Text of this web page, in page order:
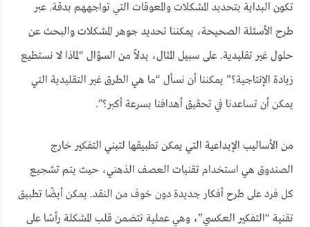
تكون البداية بتحديد المشكلات والمعوقات التي تواجههم بدقة. عبر
طرح الأسئلة الصحيحة، يمكننا تحديد جوهر المشكلات والبحث عن
حلول غير تقليدية. على سبيل المثال، بدلاً من السؤال “لماذا لا نستطيع
زيادة الإنتاجية؟” يمكننا أن نسأل “ما هي الطرق غير التقليدية التي
يمكن أن تساعدنا في تحقيق أهدافنا بسرعة أكبر؟”.
من الأساليب الإبداعية التي يمكن تطبيقها لتبني التفكير خارج
الصندوق هي استخدام تقنيات العصف الذهني، حيث يتم تشجيع
كل فرد على طرح أفكار جديدة دون خوف من النقد. يمكن أيضًا تطبيق
تقنية “التفكير العكسي”، وهي عملية تتضمن قلب المشكلة رأسًا على